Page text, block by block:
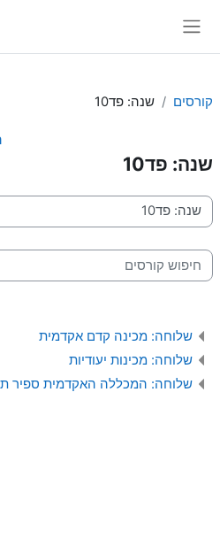
קורסים שנה: פד10
שנה: פד10
קטגוריות קורסים
חיפוש קורסים
שלוחה: מכינה קדם אקדמית
שלוחה: מכינות יעודיות
שלוחה: המכללה האקדמית ספיר